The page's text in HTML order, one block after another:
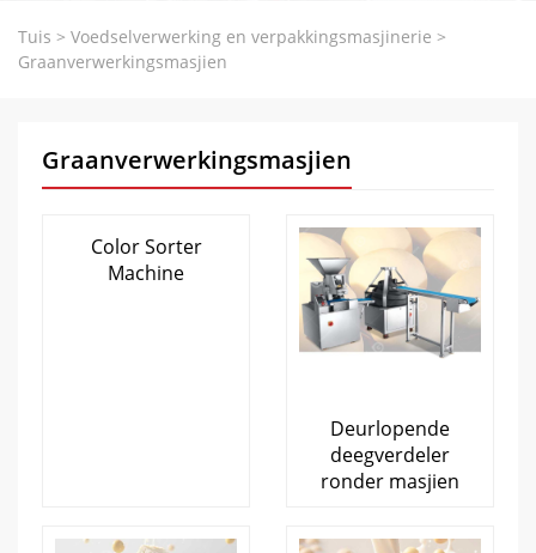
Tuis > Voedselverwerking en verpakkingsmasjinerie >
Graanverwerkingsmasjien
Graanverwerkingsmasjien
Color Sorter
Machine
Deurlopende
deegverdeler
ronder masjien